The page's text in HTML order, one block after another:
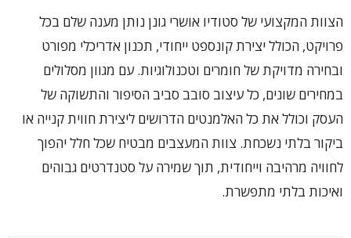
הצוות המקצועי של סטודיו אושרי גונן נותן מענה שלם בכל
פרויקט, הכולל יצירת קונספט ייחודי, תכנון אדריכלי מפורט
ובחירה מדויקת של חומרים וטכנולוגיות. עם מגוון מסלולים
במחירים שונים, כל עיצוב סובב סביב הסיפור והתשוקה של
העסק וכולל את כל האלמנטים הדרושים ליצירת חווית קנייה או
ביקור בלתי נשכחת. צוות המעצבים מבטיח שכל חלל יהפוך
לחוויה מרהיבה וייחודית, תוך שמירה על סטנדרטים גבוהים
ואיכות בלתי מתפשרת.